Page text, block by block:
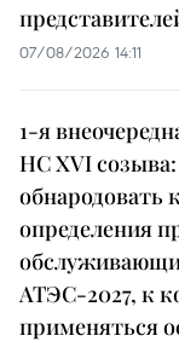
07/08/2026 14:11
1-я
НС XVI созыва:
обнародовать
определения
АТЭС-2027, к
применяться